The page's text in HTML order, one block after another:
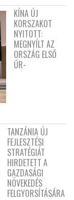
KÍNA ÚJ
KORSZAKOT
NYITOTT:
MEGNYÍLT AZ
ORSZÁG ELSŐ
ŰR-
TANZÁNIA ÚJ
FEJLESZTÉSI
STRATÉGIÁT
HIRDETETT A
GAZDASÁGI
NÖVEKEDÉS
FELGYORSÍTÁSÁRA